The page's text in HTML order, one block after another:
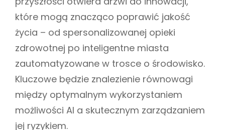
które mogą znacząco poprawić jakość
życia – od spersonalizowanej opieki
zdrowotnej po inteligentne miasta
zautomatyzowane w trosce o środowisko.
Kluczowe będzie znalezienie równowagi
między optymalnym wykorzystaniem
możliwości AI a skutecznym zarządzaniem
jej ryzykiem.